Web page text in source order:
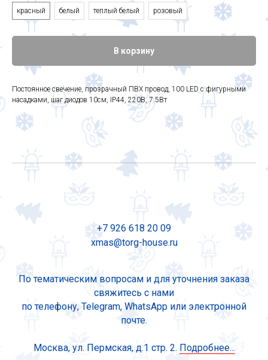
красный
белый теплый белый розовый
В корзину
Постоянное свечение, прозрачный ПВХ провод, 100 LED с фигурными
насадками, шаг диодов 10см, IP44, 220В, 7.5Вт
+7 926 618 20 09
xmas@torg-house.ru
По тематическим вопросам и для уточнения заказа
свяжитесь с нами
по телефону, Telegram, WhatsApp или электронной
почте.
Москва, ул. Пермская, д.1 стр. 2. Подробнее...